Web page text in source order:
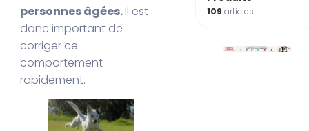
personnes âgées.Il est
donc important de
corriger ce
comportement
rapidement.
109articles